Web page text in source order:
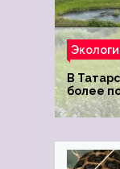
В
более